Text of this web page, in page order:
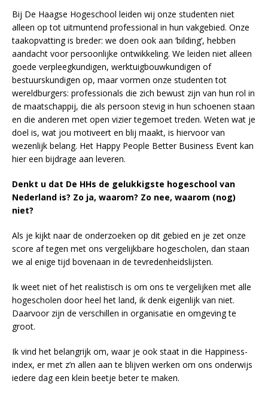
Bij De Haagse Hogeschool leiden wij onze studenten niet
alleen op tot uitmuntend professional in hun vakgebied. Onze
taakopvatting is breder: we doen ook aan ‘bilding’, hebben
aandacht voor persoonlijke ontwikkeling. We leiden niet alleen
goede verpleegkundigen, werktuigbouwkundigen of
bestuurskundigen op, maar vormen onze studenten tot
wereldburgers: professionals die zich bewust zijn van hun rol in
de maatschappij, die als persoon stevig in hun schoenen staan
en die anderen met open vizier tegemoet treden. Weten wat je
doel is, wat jou motiveert en blij maakt, is hiervoor van
wezenlijk belang. Het Happy People Better Business Event kan
hier een bijdrage aan leveren.
Denkt u dat De HHs de gelukkigste hogeschool van
Nederland is? Zo ja, waarom? Zo nee, waarom (nog)
niet?
Als je kijkt naar de onderzoeken op dit gebied en je zet onze
score af tegen met ons vergelijkbare hogescholen, dan staan
we al enige tijd bovenaan in de tevredenheidslijsten.
Ik weet niet of het realistisch is om ons te vergelijken met alle
hogescholen door heel het land, ik denk eigenlijk van niet.
Daarvoor zijn de verschillen in organisatie en omgeving te
groot.
Ik vind het belangrijk om, waar je ook staat in die Happiness-
index, er met z’n allen aan te blijven werken om ons onderwijs
iedere dag een klein beetje beter te maken.